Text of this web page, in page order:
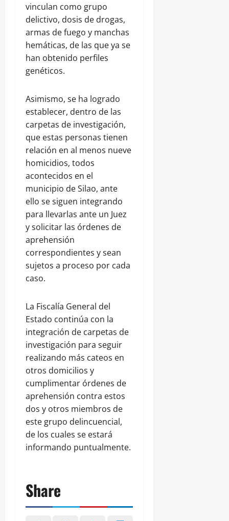
vinculan como grupo
delictivo, dosis de drogas,
armas de fuego y manchas
hemáticas, de las que ya se
han obtenido perfiles
genéticos.
Asimismo, se ha logrado
establecer, dentro de las
carpetas de investigación,
que estas personas tienen
relación en al menos nueve
homicidios, todos
acontecidos en el
municipio de Silao, ante
ello se siguen integrando
para llevarlas ante un Juez
y solicitar las órdenes de
aprehensión
correspondientes y sean
sujetos a proceso por cada
caso.
La Fiscalía General del
Estado continúa con la
integración de carpetas de
investigación para seguir
realizando más cateos en
otros domicilios y
cumplimentar órdenes de
aprehensión contra estos
dos y otros miembros de
este grupo delincuencial,
de los cuales se estará
informando puntualmente.
Share